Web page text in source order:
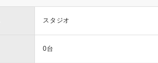
スタジオ
0台